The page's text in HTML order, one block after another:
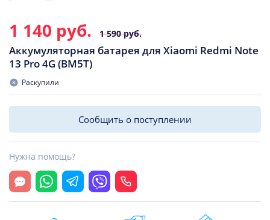
1 140 руб. 1 590 руб.
Аккумуляторная батарея для Xiaomi Redmi Note
13 Pro 4G (BM5T)
Раскупили
Сообщить о поступлении
Нужна помощь?
Открыть чат
WhatsappTelegramViber Позвонить